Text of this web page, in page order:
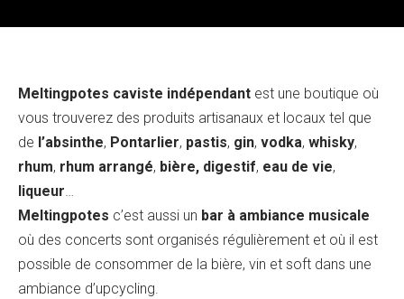
Meltingpotes caviste indépendant est une boutique où
vous trouverez des produits artisanaux et locaux tel que
de l’absinthe, Pontarlier, pastis, gin, vodka, whisky,
rhum, rhum arrangé, bière, digestif, eau de vie,
liqueur…
Meltingpotes c’est aussi un bar à ambiance musicale
où des concerts sont organisés régulièrement et où il est
possible de consommer de la bière, vin et soft dans une
ambiance d’upcycling.